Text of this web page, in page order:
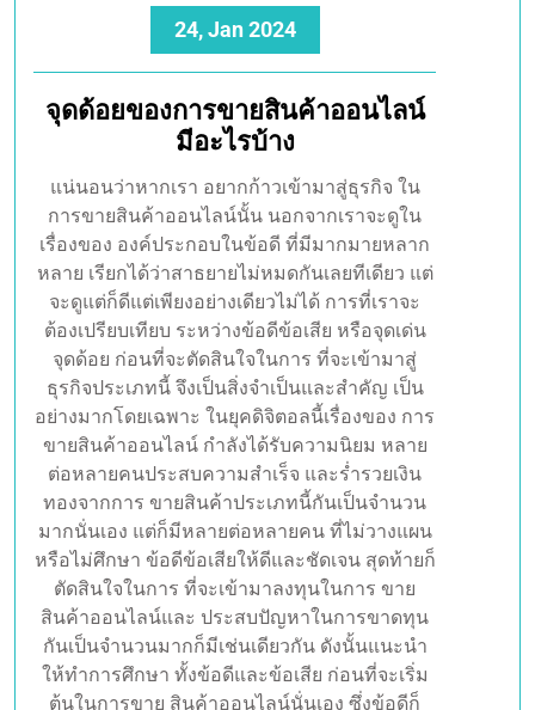
24, Jan 2024
จุดด้อยของการขายสินค้าออนไลน์
มีอะไรบ้าง
แน่นอนว่าหากเรา อยากก้าวเข้ามาสู่ธุรกิจ ใน
การขายสินค้าออนไลน์นั้น นอกจากเราจะดูใน
เรื่องของ องค์ประกอบในข้อดี ที่มีมากมายหลาก
หลาย เรียกได้ว่าสาธยายไม่หมดกันเลยทีเดียว แต่
จะดูแต่ก็ดีแต่เพียงอย่างเดียวไม่ได้ การที่เราจะ
ต้องเปรียบเทียบ ระหว่างข้อดีข้อเสีย หรือจุดเด่น
จุดด้อย ก่อนที่จะตัดสินใจในการ ที่จะเข้ามาสู่
ธุรกิจประเภทนี้ จึงเป็นสิ่งจำเป็นและสำคัญ เป็น
อย่างมากโดยเฉพาะ ในยุคดิจิตอลนี้เรื่องของ การ
ขายสินค้าออนไลน์ กำลังได้รับความนิยม หลาย
ต่อหลายคนประสบความสำเร็จ และร่ำรวยเงิน
ทองจากการ ขายสินค้าประเภทนี้กันเป็นจำนวน
มากนั่นเอง แต่ก็มีหลายต่อหลายคน ที่ไม่วางแผน
หรือไม่ศึกษา ข้อดีข้อเสียให้ดีและชัดเจน สุดท้ายก็
ตัดสินใจในการ ที่จะเข้ามาลงทุนในการ ขาย
สินค้าออนไลน์และ ประสบปัญหาในการขาดทุน
กันเป็นจำนวนมากก็มีเช่นเดียวกัน ดังนั้นแนะนำ
ให้ทำการศึกษา ทั้งข้อดีและข้อเสีย ก่อนที่จะเริ่ม
ต้นในการขาย สินค้าออนไลน์นั่นเอง ซึ่งข้อดีก็